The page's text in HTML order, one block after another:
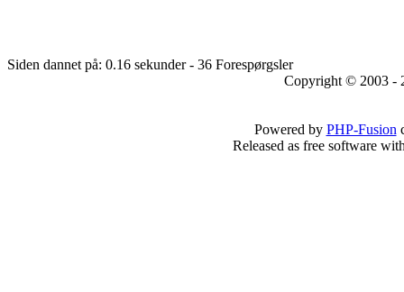
Siden dannet på: 0.16 sekunder - 36 Forespørgsler
Copyright © 2003 -
Powered by PHP-Fusion
Released as free software